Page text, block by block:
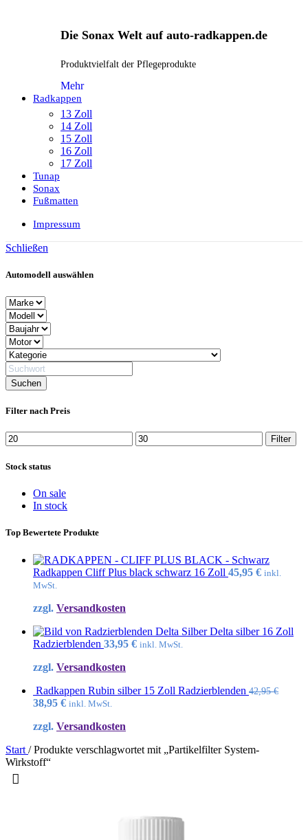
Die Sonax Welt auf auto-radkappen.de
Produktvielfalt der Pflegeprodukte
Mehr
Radkappen
13 Zoll
14 Zoll
15 Zoll
16 Zoll
17 Zoll
Tunap
Sonax
Fußmatten
Impressum
Schließen
Automodell auswählen
Filter nach Preis
Min.
Preis
Max.
Preis
Filter
Stock status
On sale
In stock
Top Bewertete Produkte
Radkappen Cliff Plus black schwarz 16 Zoll 45,95 € inkl.
MwSt.
zzgl. Versandkosten
Delta silber 16 Zoll
Radzierblenden 33,95 € inkl. MwSt.
zzgl. Versandkosten
Radkappen Rubin silber 15 Zoll Radzierblenden 42,95€
Ursprünglicher
war:
38,95 €Aktueller
ist:
inkl. MwSt.
zzgl. Versandkosten
Start / Produkte verschlagwortet mit „Partikelfilter System-
Wirkstoff“